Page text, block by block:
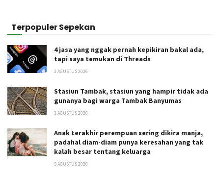
Terpopuler Sepekan
4 jasa yang nggak pernah kepikiran bakal ada,
tapi saya temukan di Threads
3 AGUSTUS 2026
Stasiun Tambak, stasiun yang hampir tidak ada
gunanya bagi warga Tambak Banyumas
3 AGUSTUS 2026
Anak terakhir perempuan sering dikira manja,
padahal diam-diam punya keresahan yang tak
kalah besar tentang keluarga
5 AGUSTUS 2026